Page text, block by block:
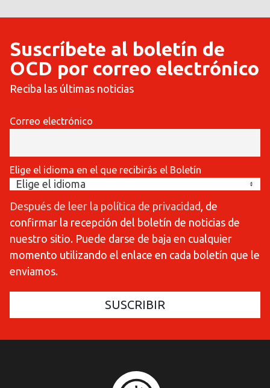
Suscríbete al boletín de
OCD por correo electrónico
Reciba las últimas noticias
Correo electrónico
Elige el idioma en el que recibirás el Boletín
Después de leer la política de privacidad , de
confirmar la recepción del boletín de noticias de
nuestro sitio. Puede darse de baja en cualquier
momento utilizando el enlace en cada boletín que le
enviamos.